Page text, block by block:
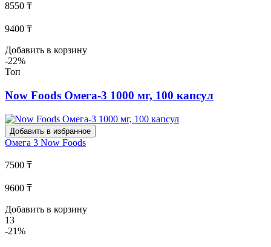
8550 ₸
9400 ₸
Добавить в корзину
-22%
Топ
Now Foods Омега-3 1000 мг, 100 капсул
Добавить в избранное
Омега 3 Now Foods
7500 ₸
9600 ₸
Добавить в корзину
13
-21%